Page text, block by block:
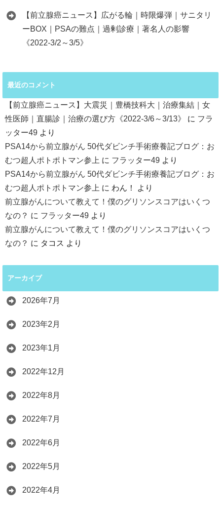
【前立腺癌ニュース】広がる輪｜時限爆弾｜サニタリ
ーBOX｜PSAの難点｜過剰診療｜著名人の影響
《2022-3/2～3/5》
最近のコメント
【前立腺癌ニュース】大震災｜豊橋技科大｜治療集結｜女
性医師｜直腸診｜治療の選び方《2022-3/6～3/13》
に フラ
ッター49 より
PSA14から前立腺がん 50代ダビンチ手術療養記ブログ：お
むつ超人ポトポトマン参上 に フラッター49 より
PSA14から前立腺がん 50代ダビンチ手術療養記ブログ：お
むつ超人ポトポトマン参上 に わん！
より
前立腺がんについて教えて！僕のグリソンスコアはいくつ
なの？ に フラッター49 より
前立腺がんについて教えて！僕のグリソンスコアはいくつ
なの？ に タコス より
アーカイブ
2026年7月
2023年2月
2023年1月
2022年12月
2022年8月
2022年7月
2022年6月
2022年5月
2022年4月